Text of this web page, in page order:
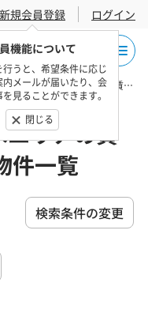
新規会員登録
機能について
うと、希望条件に応じ
内メールが届いたり、会
見ることができます。
閉じる
ログイン
大田原市の貸し倉庫・賃貸倉庫 物件一覧
リアの貸
件一覧
検索条件の変更